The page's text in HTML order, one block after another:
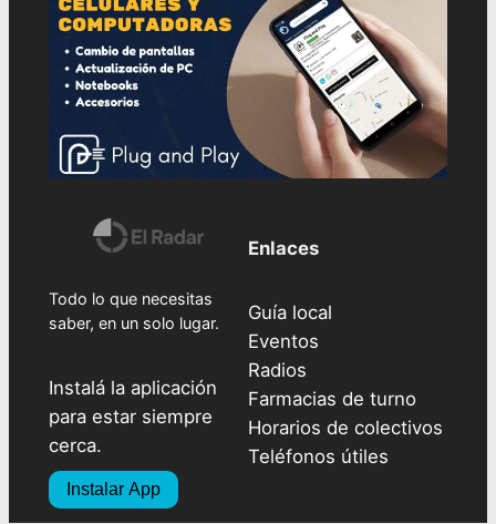
Todo lo que necesitas
saber, en un solo lugar.
Instalá la aplicación
para estar siempre
cerca.
Instalar App
Enlaces
Guía local
Eventos
Radios
Farmacias de turno
Horarios de colectivos
Teléfonos útiles